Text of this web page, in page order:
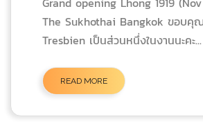
The Sukhothai Bangkok ขอบคุณ
Tresbien เป็นส่วนหนึ่งในงานนะคะ...
READ MORE